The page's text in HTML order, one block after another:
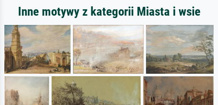
Inne motywy z kategorii Miasta i wsie